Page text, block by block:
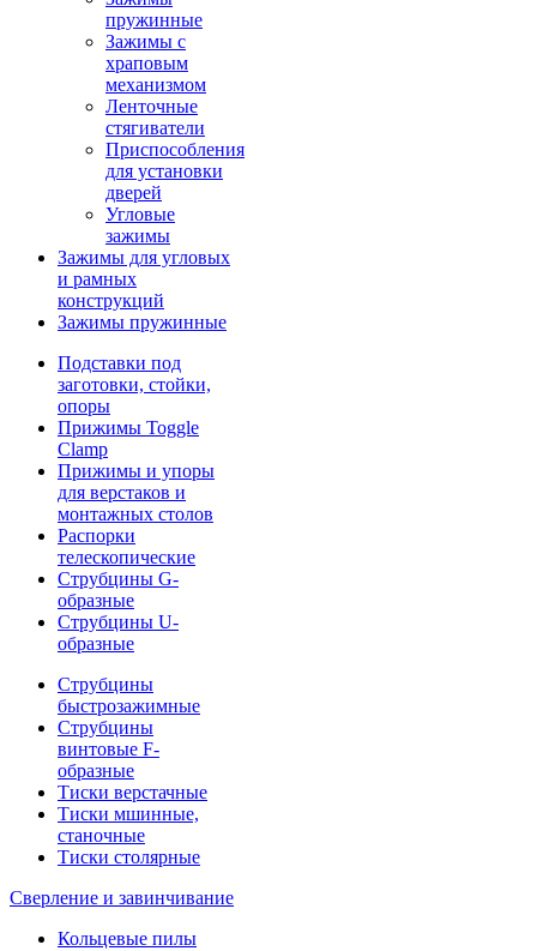
пружинные
Зажимы с
храповым
механизмом
Ленточные
стягиватели
Приспособления
для установки
дверей
Угловые
зажимы
Зажимы для угловых
и рамных
конструкций
Зажимы пружинные
Подставки под
заготовки, стойки,
опоры
Прижимы Toggle
Clamp
Прижимы и упоры
для верстаков и
монтажных столов
Распорки
телескопические
Струбцины G-
образные
Струбцины U-
образные
Струбцины
быстрозажимные
Струбцины
винтовые F-
образные
Тиски верстачные
Тиски мшинные,
станочные
Тиски столярные
Сверление и завинчивание
Кольцевые пилы